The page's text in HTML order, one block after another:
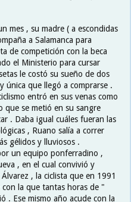
mes , su madre ( a escondidas
a Salamanca para
de competición con la beca
el Ministerio para cursar
le costó su sueño de dos
única que llegó a comprarse .
entró en sus venas como
que se metió en su sangre
. Daba igual cuáles fueran las
, Ruano salía a correr
gélidos y lluviosos .
un equipo ponferradino ,
, en el cual convivió y
, la ciclista que en 1991
la que tantas horas de "
. Ese mismo año acude con la